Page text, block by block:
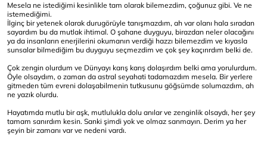
Mesela ne istediğimi kesinlikle tam olarak bilemezdim, çoğunuz gibi. Ve ne
istemediğimi.
İlginç bir yetenek olarak durugörüyle tanışmazdım, ah var olanı hala sıradan
sayardım bu da mutlak ihtimal. O şahane duyguyu, birazdan neler olacağını
ya da insanların enerjilerini okumanın verdiği hazzı bilemezdim ve kıyasla
sunsalar bilmediğim bu duyguyu seçmezdim ve çok şey kaçırırdım belki de.
Çok zengin olurdum ve Dünyayı karış karış dolaşırdım belki ama yorulurdum.
Öyle olsaydım, o zaman da astral seyahati tadamazdım mesela. Bir yerlere
gitmeden tüm evreni dolaşabilmenin tutkusunu göğsümde solumazdım, ah
ne yazık olurdu.
Hayatımda mutlu bir aşk, mutlulukla dolu anılar ve zenginlik olsaydı, her şey
tamam sanırdım kesin. Sanki şimdi yok ve olmaz sanmayın. Derim ya her
şeyin bir zamanı var ve nedeni vardı.